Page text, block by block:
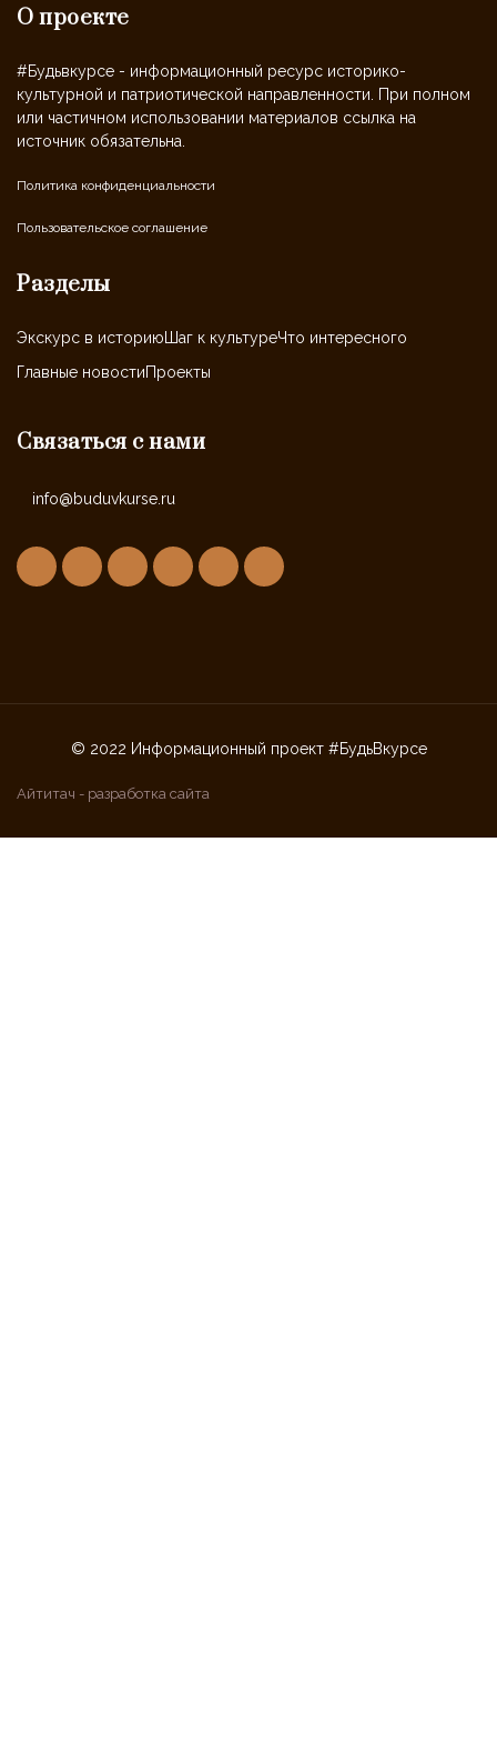
О проекте
#Будьвкурсе - информационный ресурс историко-
культурной и патриотической направленности. При полном
или частичном использовании материалов ссылка на
источник обязательна.
Политика конфиденциальности
Пользовательское соглашение
Разделы
Экскурс в историю Шаг к культуреЧто интересного
Главные новостиПроекты
Связаться с нами
info@buduvkurse.ru
© 2022 Информационный проект #БудьВкурсе
Айтитач - разработка сайта